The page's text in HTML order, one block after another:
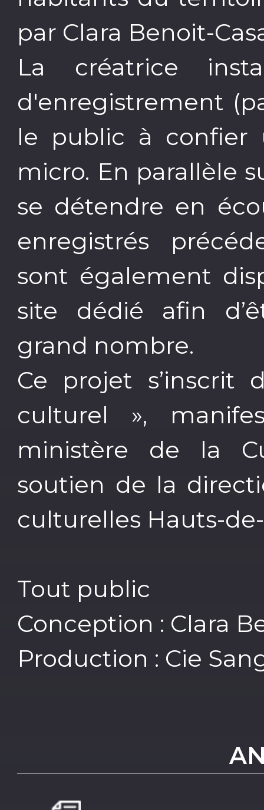
par Clara Benoit-
La créatrice
d'enregistrement
le public à confier
micro. En parallèle
se détendre en
enregistrés
sont également
site dédié afin
grand nombre.
Ce projet s’inscrit
culturel »,
ministère de la
soutien de la
culturelles Hauts-
Tout public
Conception : Clara
Production : Cie